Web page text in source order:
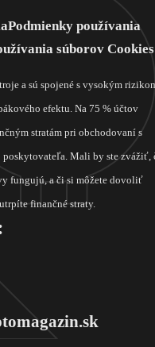
Podmienky používania
súborov Cookies
a sú spojené s vysokým
efektu. Na 75 % účtov
stratám pri obchodovaní s
Mali by ste zvážiť,
fungujú, a či si môžete dovoliť
finančné straty.